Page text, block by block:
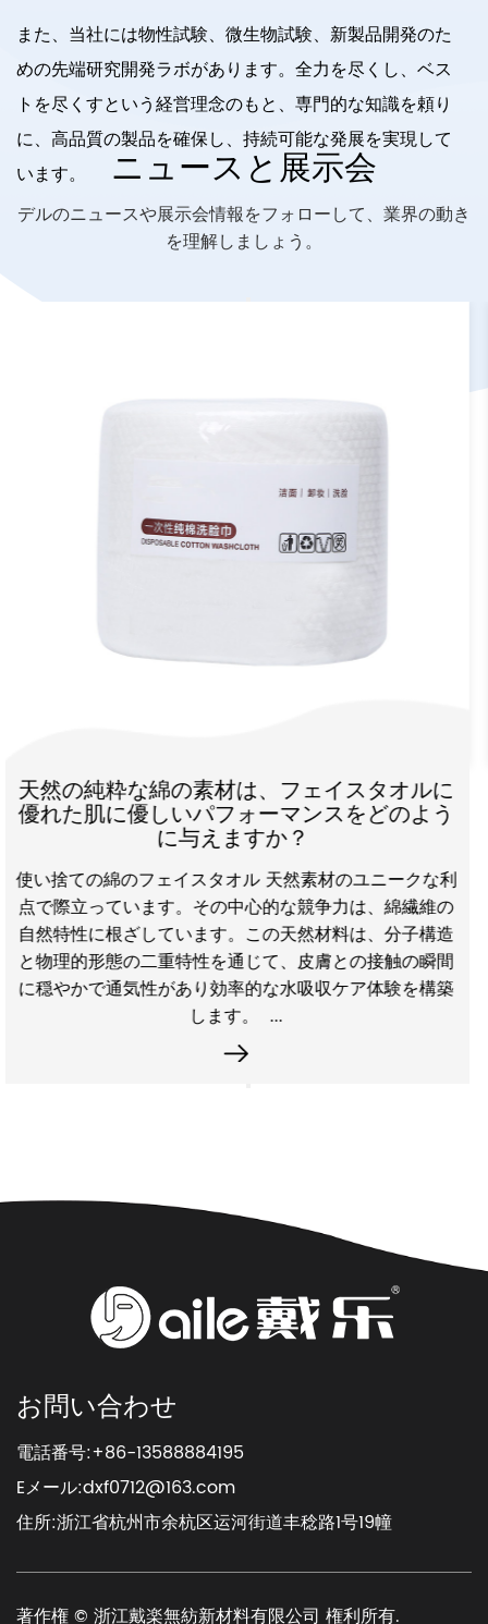
また、当社には物性試験、微生物試験、新製品開発のた
めの先端研究開発ラボがあります。全力を尽くし、ベス
トを尽くすという経営理念のもと、専門的な知識を頼り
に、高品質の製品を確保し、持続可能な発展を実現して
います。
ニュースと展示会
デルのニュースや展示会情報をフォローして、業界の動き
を理解しましょう。
フェイスタオルに
マンスをどのよう
然素材のユニークな利
な競争力は、綿繊維の
天然材料は、分子構造
、皮膚との接触の瞬間
水吸収ケア体験を構築
Spunlace Non
Daile Nonwoven
の高性能ソ
スパンレース不織布ファブリ
レンドノンウーブンとしても
た柔らかさ、強度、吸収性に
まれた産業の基礎です。
ウォータージェットを利用し
お問い合わせ
電話番号:+86-13588884195
Eメール:dxf0712@163.com
住所:浙江省杭州市余杭区运河街道丰稔路1号19幢
著作権 © 浙江戴楽無紡新材料有限公司 権利所有.